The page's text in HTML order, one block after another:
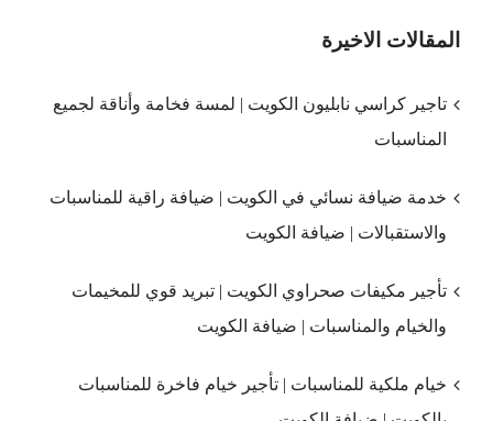
المقالات الاخيرة
تاجير كراسي نابليون الكويت | لمسة فخامة وأناقة لجميع
المناسبات
خدمة ضيافة نسائي في الكويت | ضيافة راقية للمناسبات
والاستقبالات | ضيافة الكويت
تأجير مكيفات صحراوي الكويت | تبريد قوي للمخيمات
والخيام والمناسبات | ضيافة الكويت
خيام ملكية للمناسبات | تأجير خيام فاخرة للمناسبات